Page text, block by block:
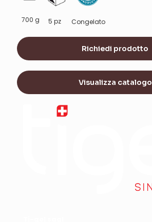
700 g 5 pz Congelato
Richiedi prodotto
Visualizza catalogo